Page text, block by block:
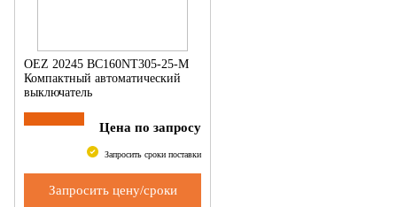
OEZ 20245 BC160NT305-25-M
Компактный автоматический
выключатель
Цена по запросу
Запросить сроки поставки
Запросить цену/сроки